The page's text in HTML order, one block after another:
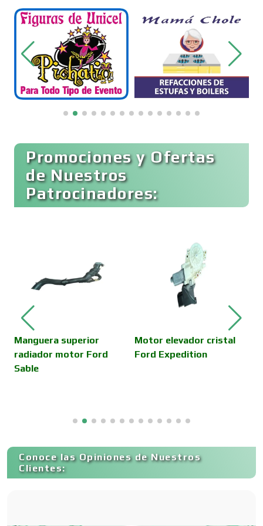
Belleza
Bordados y Estampados
Cafeterías
Cámaras de Comercio
Capacitación
Carnicerías
Promociones y Ofertas
de Nuestros
Patrocinadores:
Manguera superior
radiador motor Ford
Sable
Motor elevador cristal
Ford Expedition
Conoce las Opiniones de Nuestros
Clientes: